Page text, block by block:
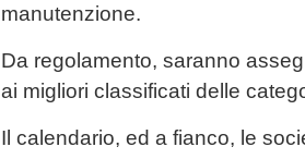
manutenzione.
Da regolamento, saranno
ai migliori classificati delle
Il calendario, ed a fianco, le